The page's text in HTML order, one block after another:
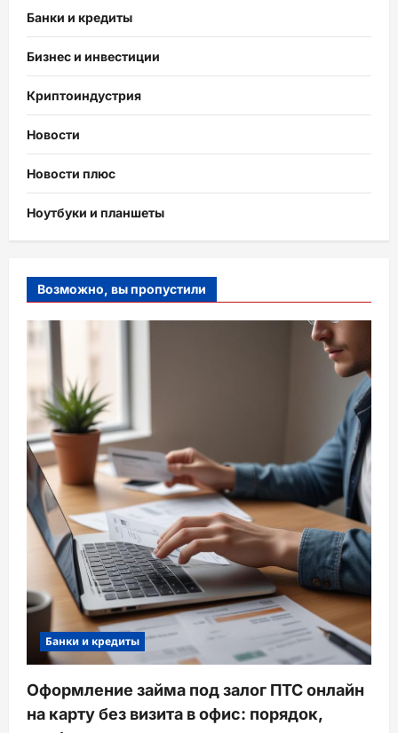
Банки и кредиты
Бизнес и инвестиции
Криптоиндустрия
Новости
Новости плюс
Ноутбуки и планшеты
Возможно, вы пропустили
Банки и кредиты
Оформление займа под залог ПТС онлайн
на карту без визита в офис: порядок,